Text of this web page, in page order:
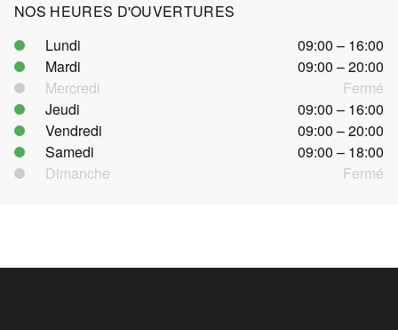
NOS HEURES D'OUVERTURES
Lundi
09:00 – 16:00
Mardi
09:00 – 20:00
Mercredi
Fermé
Jeudi
09:00 – 16:00
Vendredi
09:00 – 20:00
Samedi
09:00 – 18:00
Dimanche
Fermé